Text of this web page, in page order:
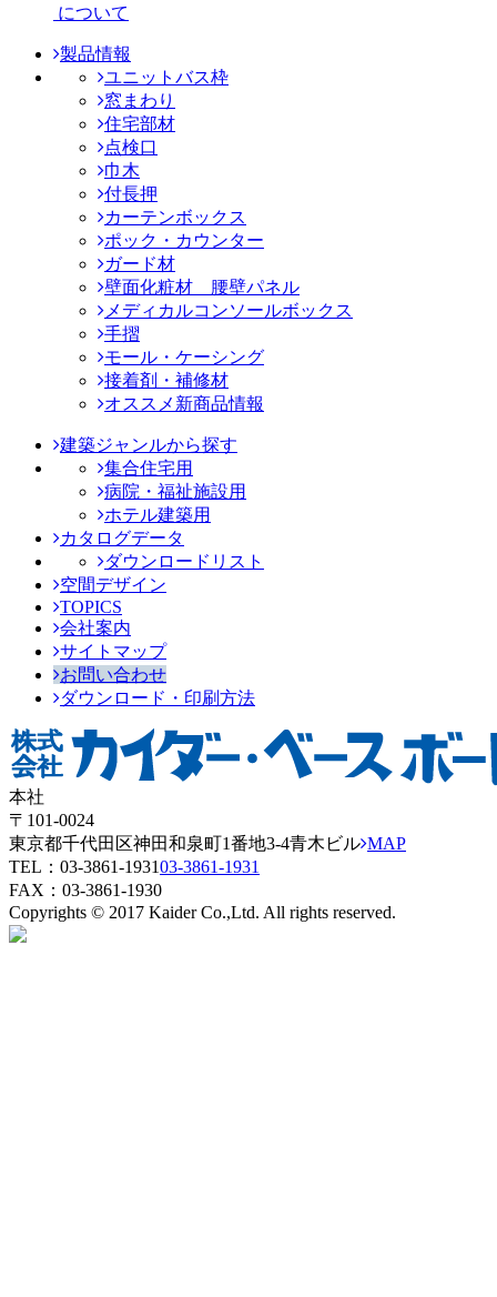
について
製品情報
ユニットバス枠
窓まわり
住宅部材
点検口
巾木
付長押
カーテンボックス
ポック・カウンター
ガード材
壁面化粧材 腰壁パネル
メディカルコンソールボックス
手摺
モール・ケーシング
接着剤・補修材
オススメ新商品情報
建築ジャンルから探す
集合住宅用
病院・福祉施設用
ホテル建築用
カタログデータ
ダウンロードリスト
空間デザイン
TOPICS
会社案内
サイトマップ
お問い合わせ
ダウンロード・印刷方法
本社
〒101-0024
東京都千代田区神田和泉町1番地3-4青木ビル MAP
TEL： 03-3861-193103-3861-1931
FAX：03-3861-1930
Copyrights © 2017 Kaider Co.,Ltd. All rights reserved.